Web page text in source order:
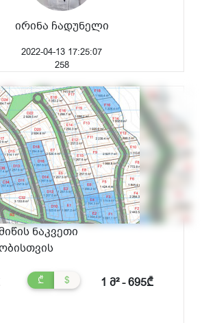
ირინა ჩადუნელი
2022-04-13 17:25:07
258
ნაკვეთი
₾ $ 1 მ² - 695₾